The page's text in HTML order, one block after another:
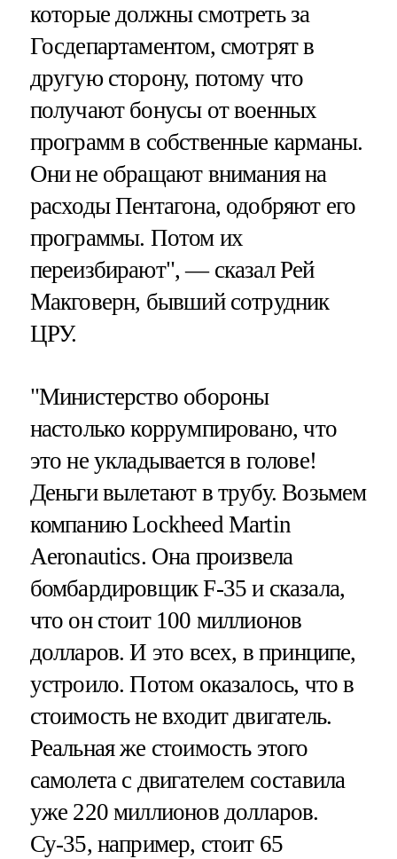
которые должны смотреть за
Госдепартаментом, смотрят в
другую сторону, потому что
получают бонусы от военных
программ в собственные карманы.
Они не обращают внимания на
расходы Пентагона, одобряют его
программы. Потом их
переизбирают", — сказал Рей
Макговерн, бывший сотрудник
ЦРУ.
"Министерство обороны
настолько коррумпировано, что
это не укладывается в голове!
Деньги вылетают в трубу. Возьмем
компанию Lockheed Martin
Aeronautics. Она произвела
бомбардировщик F-35 и сказала,
что он стоит 100 миллионов
долларов. И это всех, в принципе,
устроило. Потом оказалось, что в
стоимость не входит двигатель.
Реальная же стоимость этого
самолета с двигателем составила
уже 220 миллионов долларов.
Су-35, например, стоит 65